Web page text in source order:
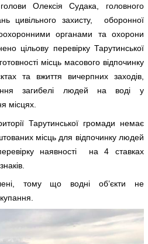
Олексія Судака, головного
цивільного захисту, оборонної
органами та охорони
цільову перевірку Тарутинської
місць масового відпочинку
та вжиття вичерпних заходів,
загибелі людей на воді у
місцях.
Тарутинської громади немає
місць для відпочинку людей
наявності на 4 ставках
тому що водні об’єкти не